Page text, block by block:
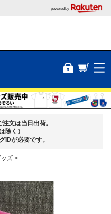
powered by
文は当日出荷。
除く）
IDが必要です。
ズ